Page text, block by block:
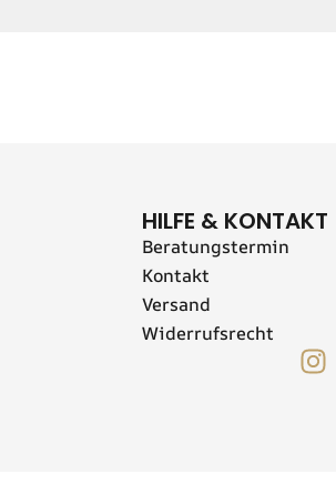
HILFE & KONTAKT
Beratungstermin
Kontakt
Versand
Widerrufsrecht
I